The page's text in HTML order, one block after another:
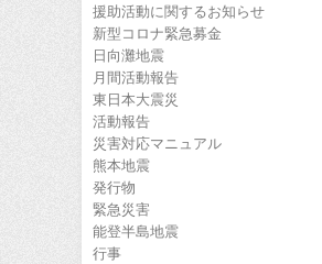
援助活動に関するお知らせ
新型コロナ緊急募金
日向灘地震
月間活動報告
東日本大震災
活動報告
災害対応マニュアル
熊本地震
発行物
緊急災害
能登半島地震
行事